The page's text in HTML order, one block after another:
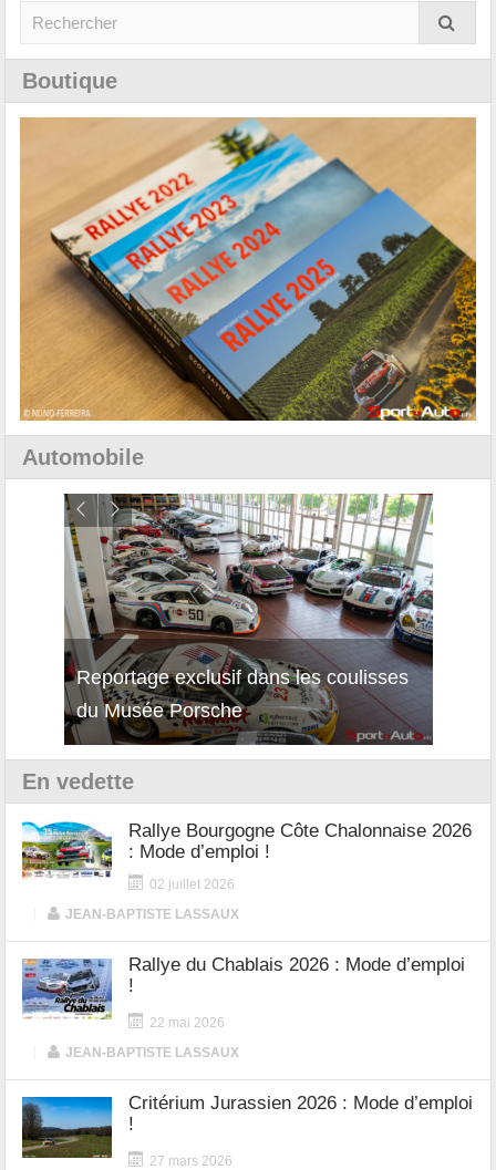
Boutique
Automobile
Reportage exclusif dans les coulisses
du Musée Porsche
Découverte de la nouvelle Ferrari
12Cilindri Manuale
En vedette
Rallye Bourgogne Côte Chalonnaise 2026
: Mode d’emploi !
02 juillet 2026
JEAN-BAPTISTE LASSAUX
Rallye du Chablais 2026 : Mode d’emploi
!
22 mai 2026
JEAN-BAPTISTE LASSAUX
Critérium Jurassien 2026 : Mode d’emploi
!
27 mars 2026